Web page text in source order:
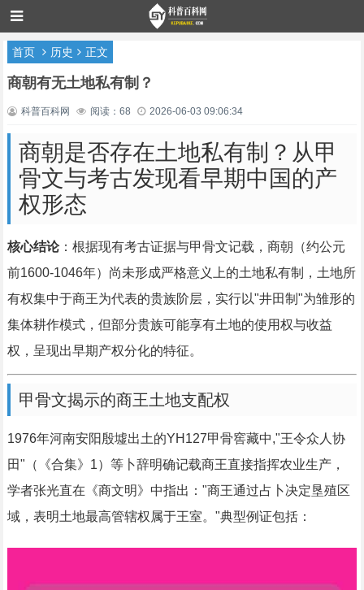
首页 历史 正文
商朝有无土地私有制？
科普百科网 阅读：68 2026-06-03 09:06:34
商朝是否存在土地私有制？从甲
骨文与考古发现看早期中国的产
权形态
核心结论：根据现有考古证据与甲骨文记载，商朝（约公元
前1600-1046年）尚未形成严格意义上的土地私有制，土地所
有权集中于商王为代表的贵族阶层，实行以"井田制"为雏形的
集体耕作模式，但部分贵族可能享有土地的使用权与收益
权，呈现出早期产权分化的特征。
甲骨文揭示的商王土地支配权
1976年河南安阳殷墟出土的YH127甲骨窖藏中,"王令众人协
田"（《合集》1）等卜辞明确记载商王直接指挥农业生产，
学者张光直在《商文明》中指出："商王通过占卜决定垦殖区
域，表明土地最高管辖权属于王室。"典型例证包括：